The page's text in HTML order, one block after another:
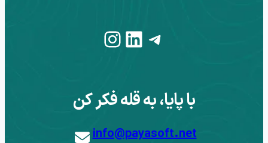
Telegram
LinkedIn
Instagram
با پایا، به قله فکر کن
info@payasoft.net